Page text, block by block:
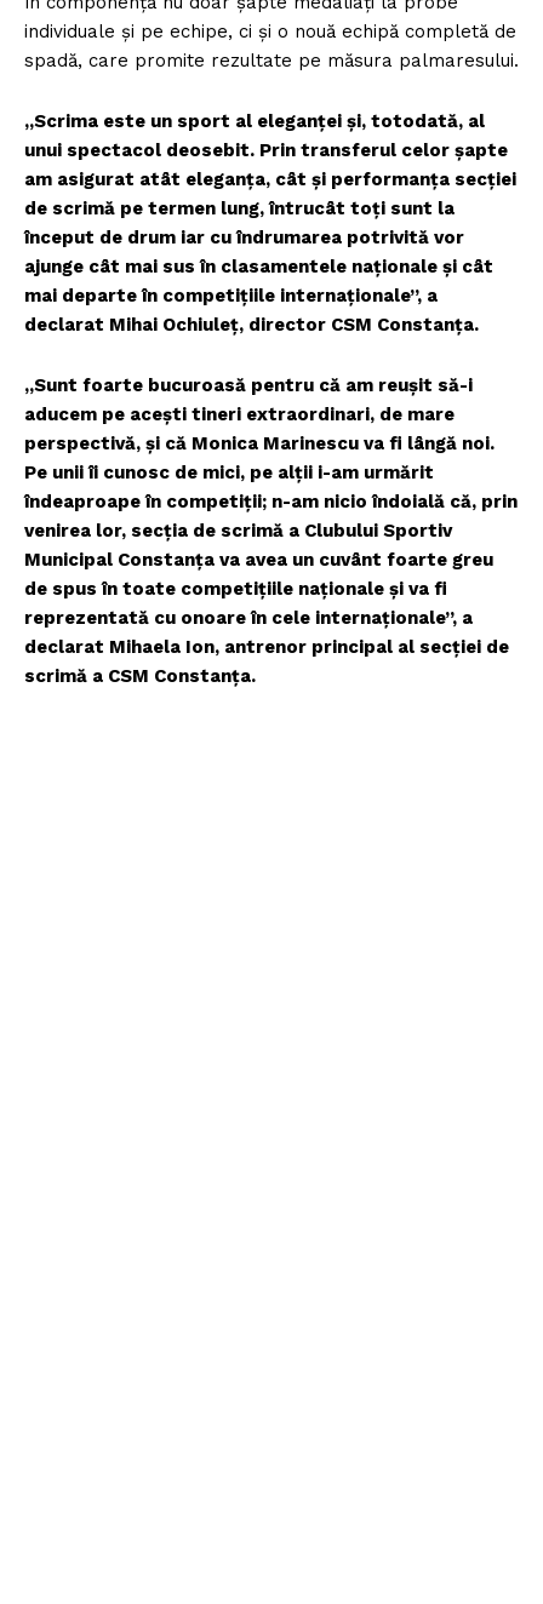
individuale și pe echipe, ci și o nouă echipă completă de
spadă, care promite rezultate pe măsura palmaresului.
„Scrima este un sport al eleganței și, totodată, al
unui spectacol deosebit. Prin transferul celor șapte
am asigurat atât eleganța, cât și performanța secției
de scrimă pe termen lung, întrucât toți sunt la
început de drum iar cu îndrumarea potrivită vor
ajunge cât mai sus în clasamentele naționale și cât
mai departe în competițiile internaționale”, a
declarat Mihai Ochiuleț, director CSM Constanța.
„Sunt foarte bucuroasă pentru că am reușit să-i
aducem pe acești tineri extraordinari, de mare
perspectivă, și că Monica Marinescu va fi lângă noi.
Pe unii îi cunosc de mici, pe alții i-am urmărit
îndeaproape în competiții; n-am nicio îndoială că, prin
venirea lor, secția de scrimă a Clubului Sportiv
Municipal Constanța va avea un cuvânt foarte greu
de spus în toate competițiile naționale și va fi
reprezentată cu onoare în cele internaționale”, a
declarat Mihaela Ion, antrenor principal al secției de
scrimă a CSM Constanța.